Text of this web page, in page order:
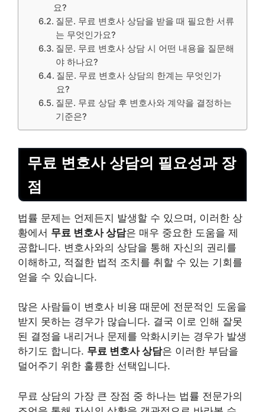
요?
질문. 무료 변호사 상담을 받을 때 필요한 서류
는 무엇인가요?
질문. 무료 변호사 상담 시 어떤 내용을 질문해
야 하나요?
질문. 무료 변호사 상담의 한계는 무엇인가
요?
질문. 무료 상담 후 변호사와 계약을 결정하는
기준은?
무료 변호사 상담의 필요성과 장
점
법률 문제는 언제든지 발생할 수 있으며, 이러한 상
황에서 무료 변호사 상담은 매우 중요한 도움을 제
공합니다. 변호사와의 상담을 통해 자신의 권리를
이해하고, 적절한 법적 조치를 취할 수 있는 기회를
얻을 수 있습니다.
많은 사람들이 변호사 비용 때문에 전문적인 도움을
받지 못하는 경우가 많습니다. 결국 이로 인해 잘못
된 결정을 내리거나 문제를 악화시키는 경우가 발생
하기도 합니다. 무료 변호사 상담은 이러한 부담을
덜어주기 위한 훌륭한 선택입니다.
무료 상담의 가장 큰 장점 중 하나는 법률 전문가의